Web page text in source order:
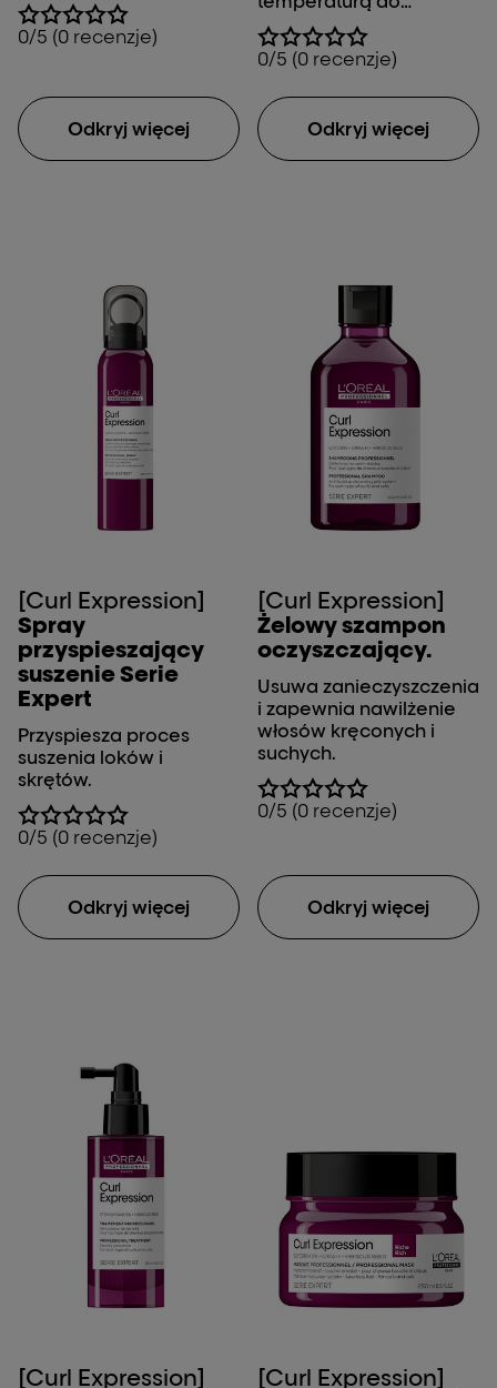
0/5 (0 recenzje)
Odkryj więcej
230°C/450°F.
0/5 (0 recenzje)
Odkryj więcej
[Curl Expression]
Spray
przyspieszający
suszenie Serie
Expert
Przyspiesza proces
suszenia loków i
skrętów.
0/5 (0 recenzje)
Odkryj więcej
[Curl Expression]
Żelowy szampon
oczyszczający.
Usuwa zanieczyszczenia
i zapewnia nawilżenie
włosów kręconych i
suchych.
0/5 (0 recenzje)
Odkryj więcej
[Curl Expression]
[Curl Expression]